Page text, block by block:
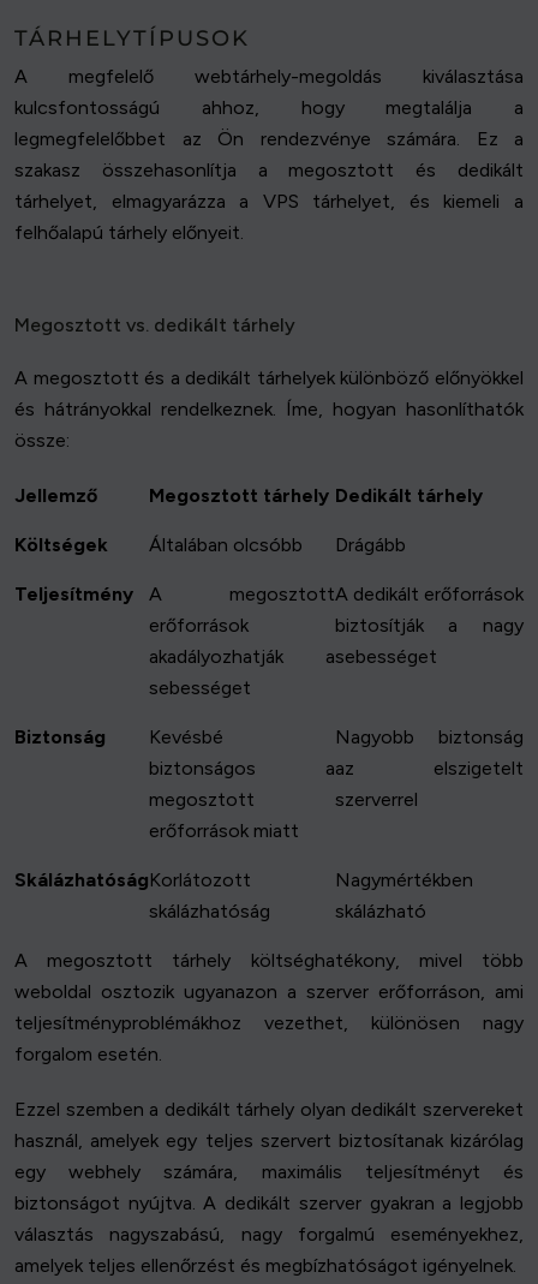
TÁRHELYTÍPUSOK
A megfelelő webtárhely-megoldás kiválasztása
kulcsfontosságú ahhoz, hogy megtalálja a
legmegfelelőbbet az Ön rendezvénye számára. Ez a
szakasz összehasonlítja a megosztott és dedikált
tárhelyet, elmagyarázza a VPS tárhelyet, és kiemeli a
felhőalapú tárhely előnyeit.
Megosztott vs. dedikált tárhely
A megosztott és a dedikált tárhelyek különböző előnyökkel
és hátrányokkal rendelkeznek. Íme, hogyan hasonlíthatók
össze:
Jellemző Megosztott tárhely Dedikált tárhely
Költségek Általában olcsóbb Drágább
Teljesítmény
A megosztott
erőforrások
akadályozhatják a
sebességet
A dedikált erőforrások
biztosítják a nagy
sebességet
Biztonság
Kevésbé
biztonságos a
megosztott
erőforrások miatt
Nagyobb biztonság
az elszigetelt
szerverrel
SkálázhatóságKorlátozott
skálázhatóság
Nagymértékben
skálázható
A megosztott tárhely költséghatékony, mivel több
weboldal osztozik ugyanazon a szerver erőforráson, ami
teljesítményproblémákhoz vezethet, különösen nagy
forgalom esetén.
Ezzel szemben a dedikált tárhely olyan dedikált szervereket
használ, amelyek egy teljes szervert biztosítanak kizárólag
egy webhely számára, maximális teljesítményt és
biztonságot nyújtva. A dedikált szerver gyakran a legjobb
választás nagyszabású, nagy forgalmú eseményekhez,
amelyek teljes ellenőrzést és megbízhatóságot igényelnek.